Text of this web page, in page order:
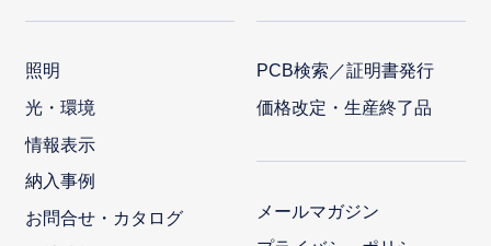
照明
光・環境
情報表示
納入事例
お問合せ・カタログ
PCB検索／証明書発行
価格改定・生産終了品
メールマガジン